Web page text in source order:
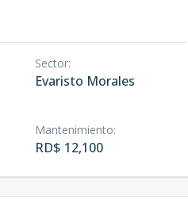
Sector:
Evaristo Morales
Mantenimiento:
RD$ 12,100